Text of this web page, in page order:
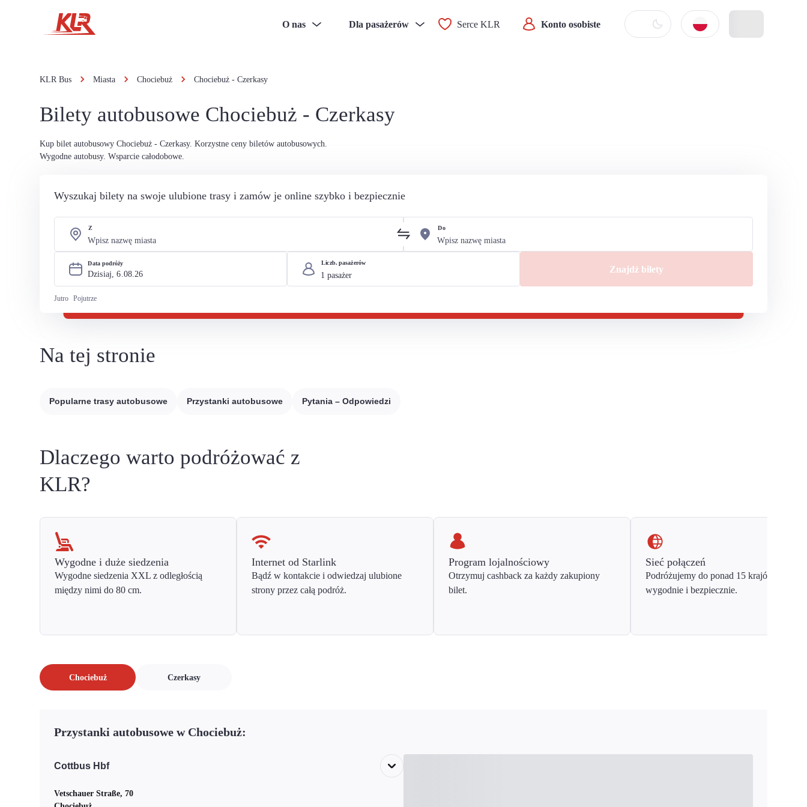
O nas Dla pasażerów Serce KLR Konto osobiste
KLR Bus Miasta Chociebuż Chociebuż - Czerkasy
Bilety autobusowe Chociebuż - Czerkasy
Kup bilet autobusowy Chociebuż - Czerkasy. Korzystne ceny biletów autobusowych.
Wygodne autobusy. Wsparcie całodobowe.
Wyszukaj bilety na swoje ulubione trasy i zamów je online szybko i bezpiecznie
Z Do
Data podróży
Dzisiaj, 6.08.26
Jutro Pojutrze
Liczb. pasażerów
Znajdź bilety
Na tej stronie
Popularne trasy autobusowe Przystanki autobusowe Pytania – Odpowiedzi
Dlaczego warto podróżować z
KLR?
Wygodne i duże siedzenia
Wygodne siedzenia XXL z odległością
między nimi do 80 cm.
Internet od Starlink
Bądź w kontakcie i odwiedzaj ulubione
strony przez całą podróż.
Program lojalnościowy
Otrzymuj cashback za każdy zakupiony
bilet.
Sieć połączeń
Podróżujemy do ponad 15 krajów Europy
wygodnie i bezpiecznie.
Chociebuż Czerkasy
Przystanki autobusowe w Chociebuż:
Cottbus Hbf
Vetschauer Straße, 70